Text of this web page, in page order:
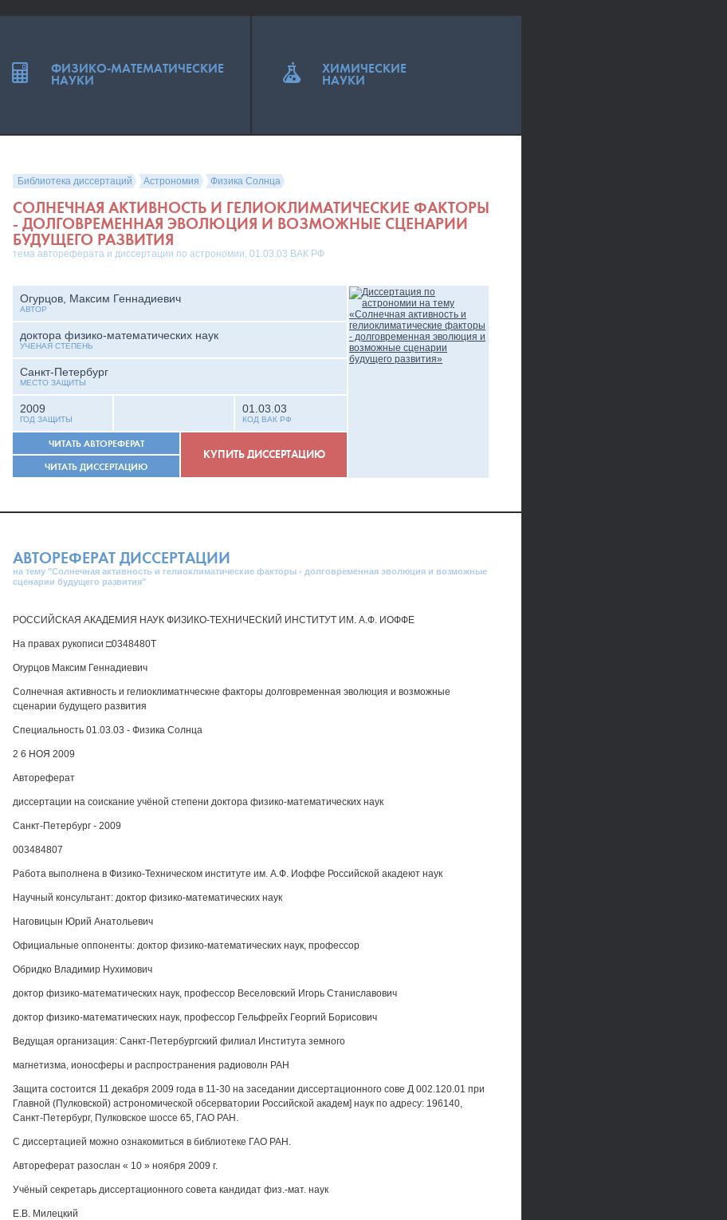
Библиотека диссертаций Астрономия Физика Солнца
СОЛНЕЧНАЯ АКТИВНОСТЬ И ГЕЛИОКЛИМАТИЧЕСКИЕ ФАКТОРЫ
- ДОЛГОВРЕМЕННАЯ ЭВОЛЮЦИЯ И ВОЗМОЖНЫЕ СЦЕНАРИИ
БУДУЩЕГО РАЗВИТИЯ
тема автореферата и диссертации по астрономии, 01.03.03 ВАК РФ
Огурцов, Максим Геннадиевич
АВТОР
доктора физико-математических наук
УЧЕНАЯ СТЕПЕНЬ
Санкт-Петербург
МЕСТО ЗАЩИТЫ
2009
ГОД ЗАЩИТЫ
01.03.03
КОД ВАК РФ
ЧИТАТЬ АВТОРЕФЕРАТ
ЧИТАТЬ ДИССЕРТАЦИЮ
КУПИТЬ ДИССЕРТАЦИЮ
АВТОРЕФЕРАТ ДИССЕРТАЦИИ
на тему "Солнечная активность и гелиоклиматические факторы - долговременная эволюция и возможные
сценарии будущего развития"
РОССИЙСКАЯ АКАДЕМИЯ НАУК ФИЗИКО-ТЕХНИЧЕСКИЙ ИНСТИТУТ ИМ. А.Ф. ИОФФЕ
На правах рукописи □0348480Т
Огурцов Максим Геннадиевич
Солнечная активность и гелиоклиматнческне факторы долговременная эволюция и возможные
сценарии будущего развития
Специальность 01.03.03 - Физика Солнца
2 6 НОЯ 2009
Автореферат
диссертации на соискание учёной степени доктора физико-математических наук
Санкт-Петербург - 2009
003484807
Работа выполнена в Физико-Техническом институте им. А.Ф. Иоффе Российской акадеют наук
Научный консультант: доктор физико-математических наук
Наговицын Юрий Анатольевич
Официальные оппоненты: доктор физико-математических наук, профессор
Обридко Владимир Нухимович
доктор физико-математических наук, профессор Веселовский Игорь Станиславович
доктор физико-математических наук, профессор Гельфрейх Георгий Борисович
Ведущая организация: Санкт-Петербургский филиал Института земного
магнетизма, ионосферы и распространения радиоволн РАН
Защита состоится 11 декабря 2009 года в 11-30 на заседании диссертационного сове Д 002.120.01 при
Главной (Пулковской) астрономической обсерватории Российской академ] наук по адресу: 196140,
Санкт-Петербург, Пулковское шоссе 65, ГАО РАН.
С диссертацией можно ознакомиться в библиотеке ГАО РАН.
Автореферат разослан « 10 » ноября 2009 г.
Учёный секретарь диссертационного совета кандидат физ.-мат. наук
Е.В. Милецкий
ФИЗИКО-МАТЕМАТИЧЕСКИЕ
НАУКИ
ХИМИЧЕСКИЕ
НАУКИ